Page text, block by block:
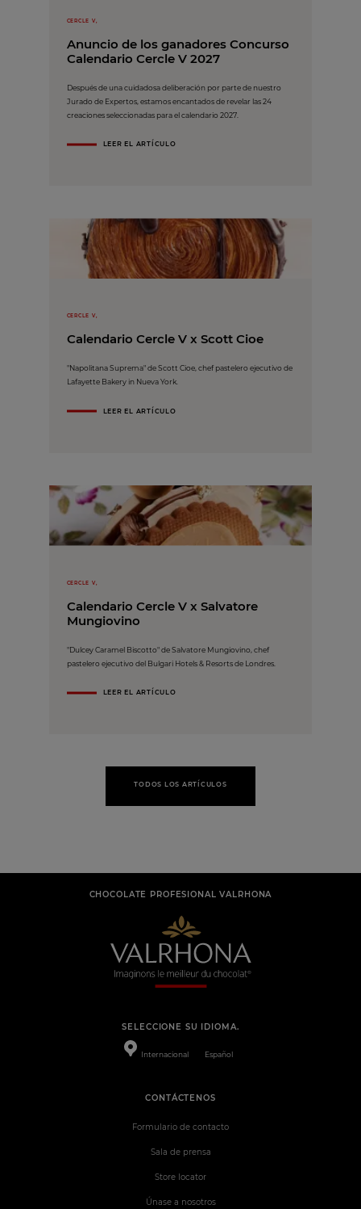
CERCLE V,
Anuncio de los ganadores Concurso
Calendario Cercle V 2027
Después de una cuidadosa deliberación por parte de nuestro
Jurado de Expertos, estamos encantados de revelar las 24
creaciones seleccionadas para el calendario 2027.
LEER EL ARTÍCULO
CERCLE V,
Calendario Cercle V x Scott Cioe
"Napolitana Suprema" de Scott Cioe, chef pastelero ejecutivo de
Lafayette Bakery in Nueva York.
LEER EL ARTÍCULO
CERCLE V,
Calendario Cercle V x Salvatore
Mungiovino
"Dulcey Caramel Biscotto" de Salvatore Mungiovino, chef
pastelero ejecutivo del Bulgari Hotels & Resorts de Londres.
LEER EL ARTÍCULO
TODOS LOS ARTÍCULOS
CHOCOLATE PROFESIONAL VALRHONA
SELECCIONE SU IDIOMA.
Internacional Español
CONTÁCTENOS
Formulario de contacto
Sala de prensa
Store locator
Únase a nosotros